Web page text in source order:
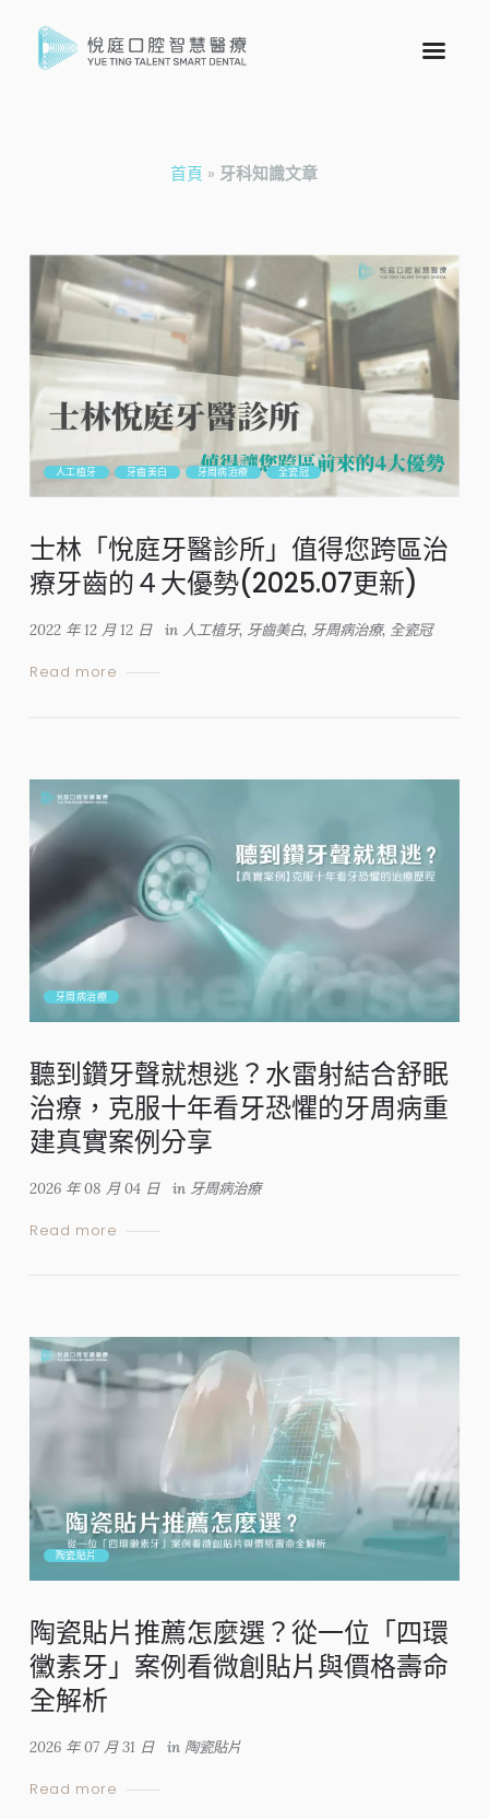
首頁 » 牙科知識文章
人工植牙 牙齒美白 牙周病治療 全瓷冠
士林「悅庭牙醫診所」值得您跨區治
療牙齒的４大優勢(2025.07更新)
2022 年 12 月 12 日 in 人工植牙, 牙齒美白, 牙周病治療, 全瓷冠
Read more
牙周病治療
聽到鑽牙聲就想逃？水雷射結合舒眠
治療，克服十年看牙恐懼的牙周病重
建真實案例分享
2026 年 08 月 04 日 in 牙周病治療
Read more
陶瓷貼片
陶瓷貼片推薦怎麼選？從一位「四環
黴素牙」案例看微創貼片與價格壽命
全解析
2026 年 07 月 31 日 in 陶瓷貼片
Read more